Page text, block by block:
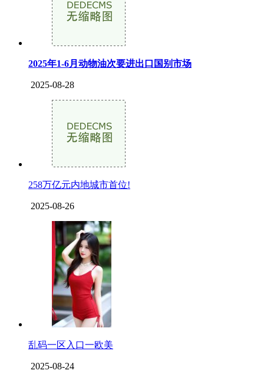
2025年1-6月动物油次要进出口国别市场
2025-08-28
258万亿元内地城市首位!
2025-08-26
乱码一区入口一欧美
2025-08-24